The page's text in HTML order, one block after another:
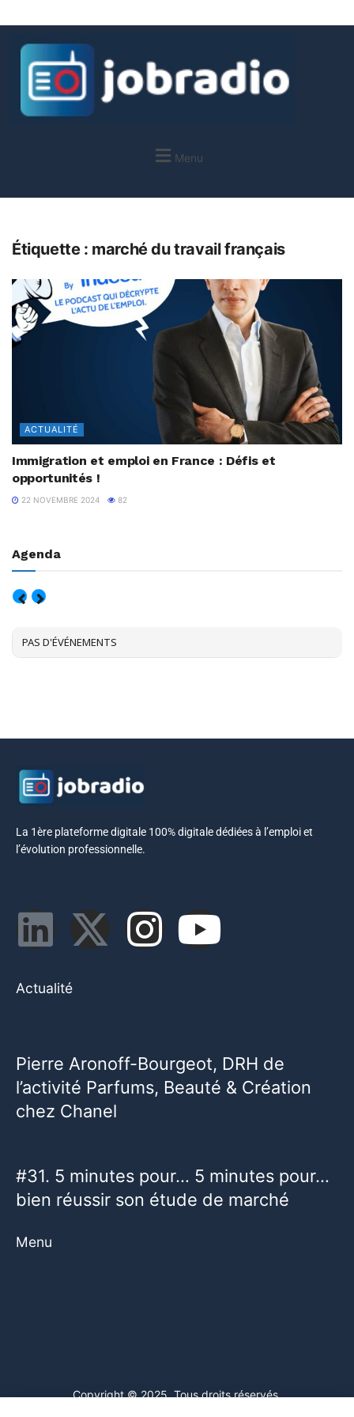
Menu
Étiquette : marché du travail français
ACTUALITÉ
Immigration et emploi en France : Défis et
opportunités !
22 NOVEMBRE 2024 82
Agenda
PAS D'ÉVÉNEMENTS
La 1ère plateforme digitale 100% digitale dédiées à l’emploi et
l’évolution professionnelle.
Actualité
Pierre Aronoff-Bourgeot, DRH de
l’activité Parfums, Beauté & Création
chez Chanel
#31. 5 minutes pour… 5 minutes pour…
bien réussir son étude de marché
Menu
Copyright © 2025. Tous droits réservés.